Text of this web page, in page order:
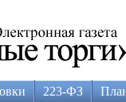
223-ФЗ